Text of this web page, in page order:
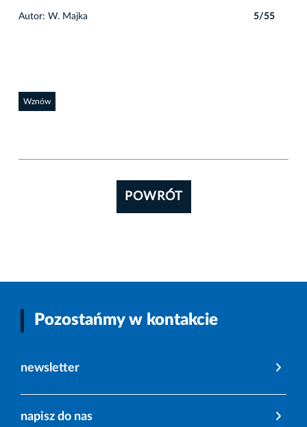
Autor: W. Majka 5/55
Wznów
POWRÓT
Pozostańmy w kontakcie
newsletter
napisz do nas